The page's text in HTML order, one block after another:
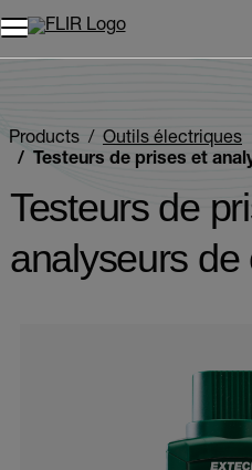
Unread messages
Modèle
Supprimer
articles
Ajouter au panier
Ajouté au panier
Products
Outils électriques
Testeurs de prises et analyseurs de
Testeurs de
analyseurs de